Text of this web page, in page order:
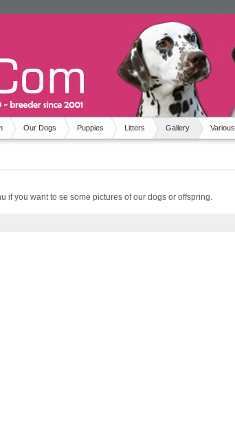
Our Dogs Puppies Litters Gallery Various
if you want to se some pictures of our dogs or offspring.